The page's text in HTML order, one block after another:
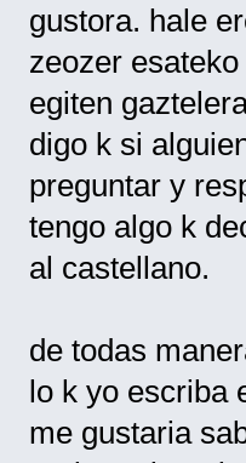
gustora. hale
zeozer
egiten
digo k si
preguntar y
tengo algo k
al castellano.
de todas
lo k yo escriba
me gustaria